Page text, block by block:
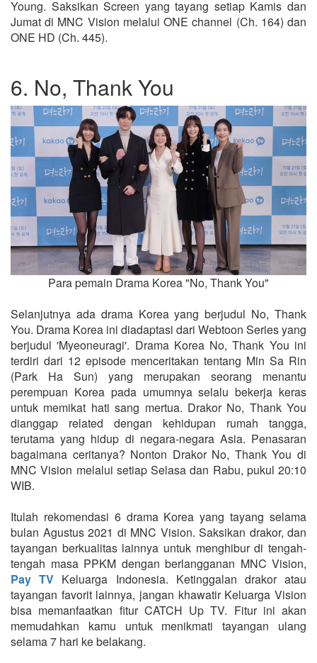
Young. Saksikan Screen yang tayang setiap Kamis dan
Jumat di MNC Vision melalui ONE channel (Ch. 164) dan
ONE HD (Ch. 445).
6. No, Thank You
Para pemain Drama Korea "No, Thank You"
Selanjutnya ada drama Korea yang berjudul No, Thank
You. Drama Korea ini diadaptasi dari Webtoon Series yang
berjudul 'Myeoneuragi'. Drama Korea No, Thank You ini
terdiri dari 12 episode menceritakan tentang Min Sa Rin
(Park Ha Sun) yang merupakan seorang menantu
perempuan Korea pada umumnya selalu bekerja keras
untuk memikat hati sang mertua. Drakor No, Thank You
dianggap related dengan kehidupan rumah tangga,
terutama yang hidup di negara-negara Asia. Penasaran
bagaimana ceritanya? Nonton Drakor No, Thank You di
MNC Vision melalui setiap Selasa dan Rabu, pukul 20:10
WIB.
Itulah rekomendasi 6 drama Korea yang tayang selama
bulan Agustus 2021 di MNC Vision. Saksikan drakor, dan
tayangan berkualitas lainnya untuk menghibur di tengah-
tengah masa PPKM dengan berlangganan MNC Vision,
Pay TV Keluarga Indonesia. Ketinggalan drakor atau
tayangan favorit lainnya, jangan khawatir Keluarga Vision
bisa memanfaatkan fitur CATCH Up TV. Fitur ini akan
memudahkan kamu untuk menikmati tayangan ulang
selama 7 hari ke belakang.